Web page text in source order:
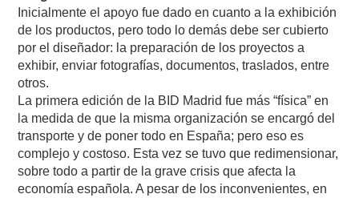
Inicialmente el apoyo fue dado en cuanto a la exhibición
de los productos, pero todo lo demás debe ser cubierto
por el diseñador: la preparación de los proyectos a
exhibir, enviar fotografías, documentos, traslados, entre
otros.
La primera edición de la BID Madrid fue más “física” en
la medida de que la misma organización se encargó del
transporte y de poner todo en España; pero eso es
complejo y costoso. Esta vez se tuvo que redimensionar,
sobre todo a partir de la grave crisis que afecta la
economía española. A pesar de los inconvenientes, en